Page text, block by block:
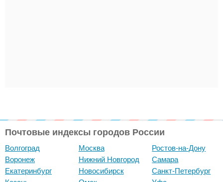
Почтовые индексы городов России
Волгоград
Воронеж
Екатеринбург
Москва
Нижний Новгород
Новосибирск
Ростов-на-Дону
Самара
Санкт-Петербург